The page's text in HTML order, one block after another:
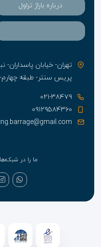
درباره باراژ تراول
تهران- خیابان
پریس سنتر- طبقه چهارم-
۰۲۱-۳۸۴۷۹
۰۹۱۲۹۵۸۴۳۶۰
ما را در